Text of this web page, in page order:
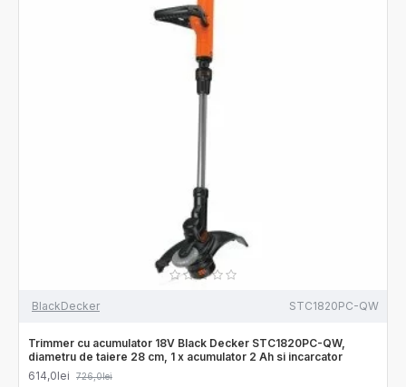
BlackDecker STC1820PC-QW
Trimmer cu acumulator 18V Black Decker STC1820PC-QW,
diametru de taiere 28 cm, 1 x acumulator 2 Ah si incarcator
614,0lei
726,0lei